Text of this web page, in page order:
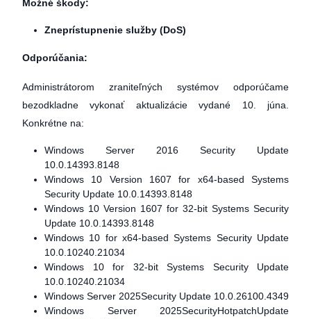
Možné škody:
Zneprístupnenie služby (DoS)
Odporúčania:
Administrátorom zraniteľných systémov odporúčame
bezodkladne vykonať aktualizácie vydané 10. júna.
Konkrétne na:
Windows Server 2016 Security Update
10.0.14393.8148
Windows 10 Version 1607 for x64-based Systems
Security Update 10.0.14393.8148
Windows 10 Version 1607 for 32-bit Systems Security
Update 10.0.14393.8148
Windows 10 for x64-based Systems Security Update
10.0.10240.21034
Windows 10 for 32-bit Systems Security Update
10.0.10240.21034
Windows Server 2025Security Update 10.0.26100.4349
Windows Server 2025SecurityHotpatchUpdate